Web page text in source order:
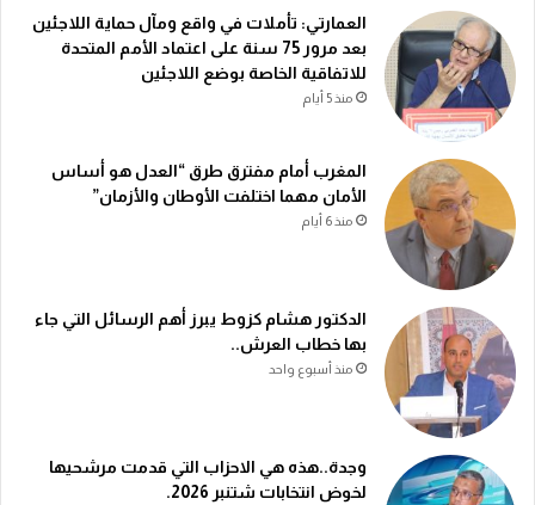
العمارتي: تأملات في واقع ومآل حماية اللاجئين
بعد مرور 75 سنة على اعتماد الأمم المتحدة
للاتفاقية الخاصة بوضع اللاجئين
منذ 5 أيام
المغرب أمام مفترق طرق “العدل هو أساس
الأمان مهما اختلفت الأوطان والأزمان”
منذ 6 أيام
الدكتور هشام كزوط يبرز أهم الرسائل التي جاء
بها خطاب العرش..
منذ أسبوع واحد
وجدة..هذه هي الاحزاب التي قدمت مرشحيها
لخوض انتخابات شتنبر 2026.